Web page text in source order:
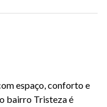
espaço, conforto e
bairro Tristeza é